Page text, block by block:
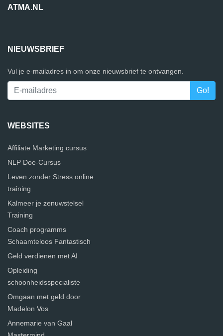
ATMA.NL
NIEUWSBRIEF
Vul je e-mailadres in om onze nieuwsbrief te ontvangen.
WEBSITES
Affiliate Marketing cursus
NLP Doe-Cursus
Leven zonder Stress online
training
Kalmeer je zenuwstelsel
Training
Coach programms
Schaamteloos Fantastisch
Geld verdienen met AI
Opleiding
schoonheidsspecialiste
Omgaan met geld door
Madelon Vos
Annemarie van Gaal